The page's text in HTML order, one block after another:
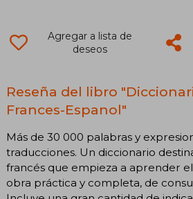
Agregar a lista de
deseos
Reseña del libro
Frances-Espanol"
Más de 30 000 palabras y
traducciones. Un diccionario
francés que empieza a aprender el
obra práctica y completa, de